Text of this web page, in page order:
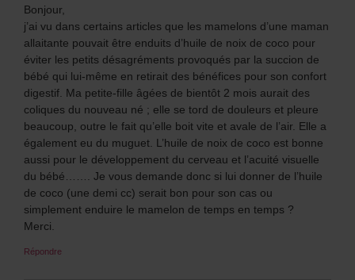
Bonjour,
j’ai vu dans certains articles que les mamelons d’une maman
allaitante pouvait être enduits d’huile de noix de coco pour
éviter les petits désagréments provoqués par la succion de
bébé qui lui-même en retirait des bénéfices pour son confort
digestif. Ma petite-fille âgées de bientôt 2 mois aurait des
coliques du nouveau né ; elle se tord de douleurs et pleure
beaucoup, outre le fait qu’elle boit vite et avale de l’air. Elle a
également eu du muguet. L’huile de noix de coco est bonne
aussi pour le développement du cerveau et l’acuité visuelle
du bébé……. Je vous demande donc si lui donner de l’huile
de coco (une demi cc) serait bon pour son cas ou
simplement enduire le mamelon de temps en temps ?
Merci.
Répondre